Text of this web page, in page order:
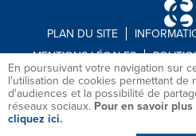
PLAN DU SITE
MENTIONS LÉGALES
En poursuivant votre navigation sur
l'utilisation de cookies permettant de
d'audiences et la possibilité de
réseaux sociaux. Pour en savoir
cliquez ici.